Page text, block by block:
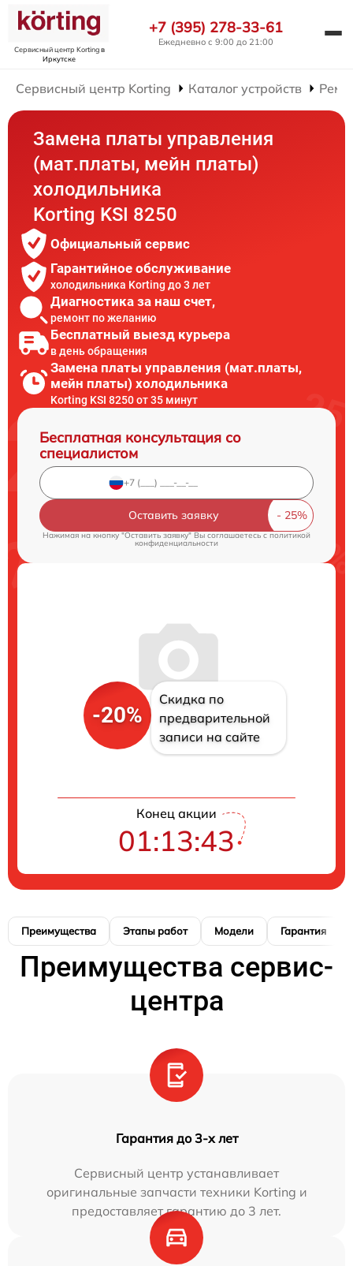
Сервисный центр Kortingв
Иркутске
+7 (395) 278-33-61
Ежедневно с 9:00 до 21:00
Сервисный центр Korting Каталог устройств
Замена платы управления
(мат.платы, мейн платы)
холодильника
Korting KSI 8250
Официальный сервис
Гарантийное обслуживание
холодильника Korting до 3 лет
Диагностика за наш счет,
ремонт по желанию
Бесплатный выезд курьера
в день обращения
Замена платы управления (мат.платы,
мейн платы) холодильника
Korting KSI 8250 от 35 минут
Бесплатная консультация со
специалистом
Оставить заявку
Нажимая на кнопку "Оставить заявку" Вы соглашаетесь cполитикой
конфиденциальности
-20%
Скидка по
предварительной
записи на сайте
Конец акции
01:13:42
Преимущества Этапы работ Модели Гарантия
Преимущества сервис-
центра
Гарантия до 3-х лет
Сервисный центр устанавливает
оригинальные запчасти техники Korting и
предоставляет гарантию до 3 лет.